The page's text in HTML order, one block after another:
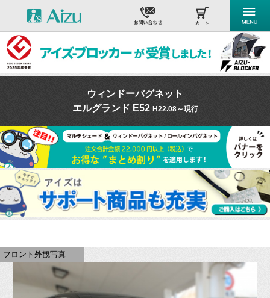
ウィンドーバグネット
エルグランド E52 H22.08～現行
フロント外観写真